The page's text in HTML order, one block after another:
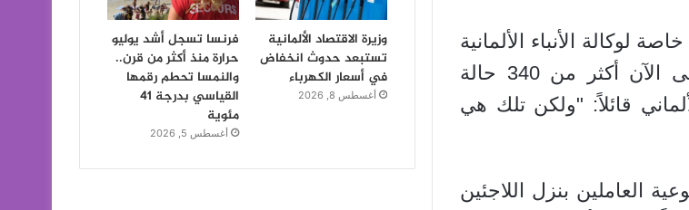
الأنباء الألمانية
(د.ب.أ) في العاصمة الألمانية برلين: "إن هناك حتى الآن أكثر من 340 حالة
قائلاً: "ولكن تلك هي
العاملين بنزل اللاجئين
وزيرة الاقتصاد الألمانية
تستبعد حدوث انخفاض
في أسعار الكهرباء
أغسطس 8, 2026
فرنسا تسجل أشد يوليو
حرارة منذ أكثر من قرن..
والنمسا تحطم رقمها
القياسي بدرجة 41
مئوية
أغسطس 5, 2026